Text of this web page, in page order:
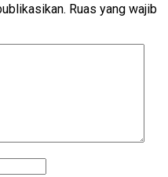
Ruas yang wajib